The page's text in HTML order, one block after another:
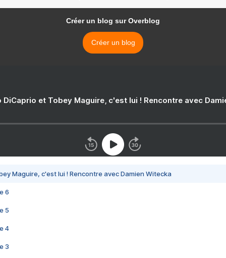
Créer un blog sur Overblog
Créer un blog
DiCaprio et Tobey Maguire, c'est lui ! Rencontre avec
Maguire, c'est lui ! Rencontre avec Damien Witecka
6
5
4
3